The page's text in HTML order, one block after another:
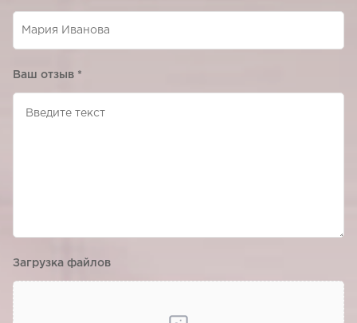
Ваш отзыв *
Загрузка файлов